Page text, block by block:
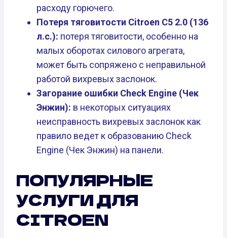
расходу горючего.
Потеря тяговитости Citroen C5 2.0 (136
л.с.): потеря тяговитости, особенно на
малых оборотах силового агрегата,
может быть сопряжено с неправильной
работой вихревых заслонок.
Загорание ошибки Check Engine (Чек
Энжин): в некоторых ситуациях
неисправность вихревых заслонок как
правило ведет к образованию Check
Engine (Чек Энжин) на панели.
ПОПУЛЯРНЫЕ
УСЛУГИ ДЛЯ
CITROEN